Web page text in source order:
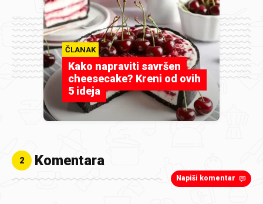
ČLANAK
Kako napraviti savršen
cheesecake? Kreni od ovih
5 ideja
2 Komentara
Napiši komentar